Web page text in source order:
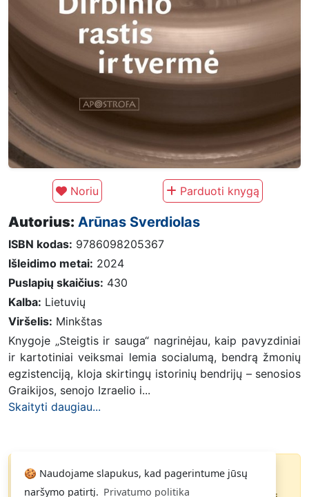
🍪 Naudojame slapukus, kad pagerintume jūsų
naršymo patirtį. Privatumo politika
Noriu Parduoti knygą
Autorius: Arūnas Sverdiolas
ISBN kodas: 9786098205367
Išleidimo metai: 2024
Puslapių skaičius: 430
Kalba: Lietuvių
Viršelis: Minkštas
Knygoje „Steigtis ir sauga“ nagrinėjau, kaip pavyzdiniai
ir kartotiniai veiksmai lemia socialumą, bendrą žmonių
egzistenciją, kloja skirtingų istorinių bendrijų – senosios
Graikijos, senojo Izraelio i...
Skaityti daugiau...
Knyga parduota